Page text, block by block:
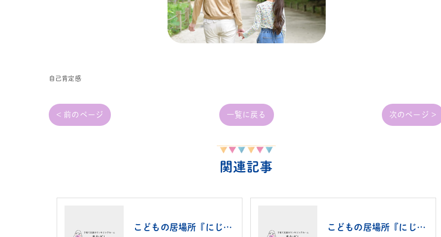
自己肯定感
< 前のページ 一覧に戻る 次のページ >
関連記事
こどもの居場所『にじいろ🌈テラス』 こどもの居場所『にじいろ🌈テラス』